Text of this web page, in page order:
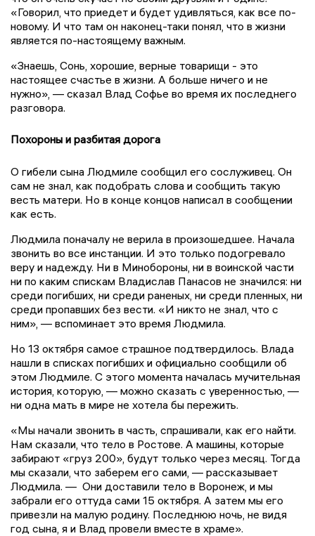
«Говорил, что приедет и будет удивляться, как все по-
новому. И что там он наконец-таки понял, что в жизни
является по-настоящему важным.
«Знаешь, Сонь, хорошие, верные товарищи - это
настоящее счастье в жизни. А больше ничего и не
нужно», — сказал Влад Софье во время их последнего
разговора.
Похороны и разбитая дорога
О гибели сына Людмиле сообщил его сослуживец. Он
сам не знал, как подобрать слова и сообщить такую
весть матери. Но в конце концов написал в сообщении
как есть.
Людмила поначалу не верила в произошедшее. Начала
звонить во все инстанции. И это только подогревало
веру и надежду. Ни в Минобороны, ни в воинской части
ни по каким спискам Владислав Панасов не значился: ни
среди погибших, ни среди раненых, ни среди пленных, ни
среди пропавших без вести. «И никто не знал, что с
ним», — вспоминает это время Людмила.
Но 13 октября самое страшное подтвердилось. Влада
нашли в списках погибших и официально сообщили об
этом Людмиле. С этого момента началась мучительная
история, которую, — можно сказать с уверенностью, —
ни одна мать в мире не хотела бы пережить.
«Мы начали звонить в часть, спрашивали, как его найти.
Нам сказали, что тело в Ростове. А машины, которые
забирают «груз 200», будут только через месяц. Тогда
мы сказали, что заберем его сами, — рассказывает
Людмила. — Они доставили тело в Воронеж, и мы
забрали его оттуда сами 15 октября. А затем мы его
привезли на малую родину. Последнюю ночь, не видя
год сына, я и Влад провели вместе в храме».